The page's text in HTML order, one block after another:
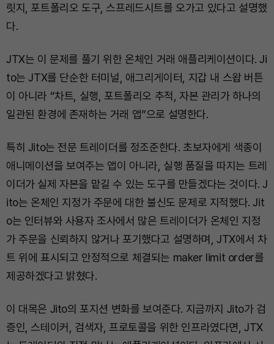
릿지, 포트폴리오 도구, 스프레드시트를 오가고 있다고 설명했
다.
JTX는 이 문제를 풀기 위한 온체인 거래 애플리케이션이다. Ji
to는 JTX를 단순한 터미널, 애그리게이터, 지갑 내 스왑 버튼
이 아니라 “차트, 실행, 포트폴리오 추적, 자본 관리가 하나의
일관된 환경에 존재하는 거래 앱”으로 설명한다.
특히 Jito는 전문 트레이더를 정조준한다. 초보자에게 색종이
애니메이션을 보여주는 앱이 아니라, 실행 품질을 따지는 트레
이더가 실제 자본을 맡길 수 있는 도구를 만들겠다는 것이다. J
ito는 온체인 지정가 주문에 대한 불신도 문제로 지적했다. Jit
o는 인터뷰와 사용자 조사에서 많은 트레이더가 온체인 지정
가 주문을 신뢰하지 않거나 포기했다고 설명하며, JTX에서 차
트 위에 표시되고 안정적으로 체결되는 maker limit order를
제공하겠다고 밝혔다.
이 대목은 Jito의 포지션 변화를 보여준다. 지금까지 Jito가 검
증인, 스테이커, 검색자, 프로토콜을 위한 인프라였다면, JTX